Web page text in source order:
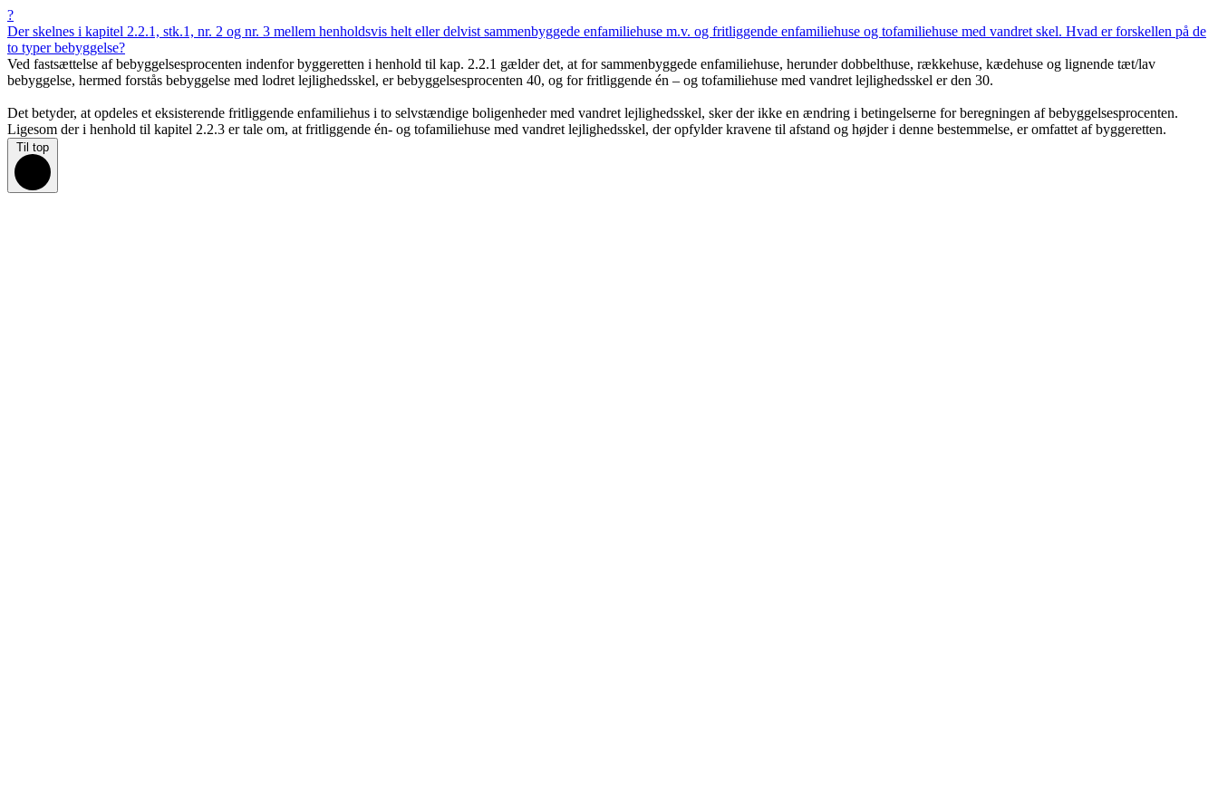
?
Der skelnes i kapitel 2.2.1, stk.1, nr. 2 og nr. 3 mellem henholdsvis helt eller delvist sammenbyggede enfamiliehuse m.v. og fritliggende enfamiliehuse og tofamiliehuse med vandret skel. Hvad er forskellen på de
to typer bebyggelse?
Ved fastsættelse af bebyggelsesprocenten indenfor byggeretten i henhold til kap. 2.2.1 gælder det, at for sammenbyggede enfamiliehuse, herunder dobbelthuse, rækkehuse, kædehuse og lignende tæt/lav
bebyggelse, hermed forstås bebyggelse med lodret lejlighedsskel, er bebyggelsesprocenten 40, og for fritliggende én – og tofamiliehuse med vandret lejlighedsskel er den 30.
Det betyder, at opdeles et eksisterende fritliggende enfamiliehus i to selvstændige boligenheder med vandret lejlighedsskel, sker der ikke en ændring i betingelserne for beregningen af bebyggelsesprocenten.
Ligesom der i henhold til kapitel 2.2.3 er tale om, at fritliggende én- og tofamiliehuse med vandret lejlighedsskel, der opfylder kravene til afstand og højder i denne bestemmelse, er omfattet af byggeretten.
Til top